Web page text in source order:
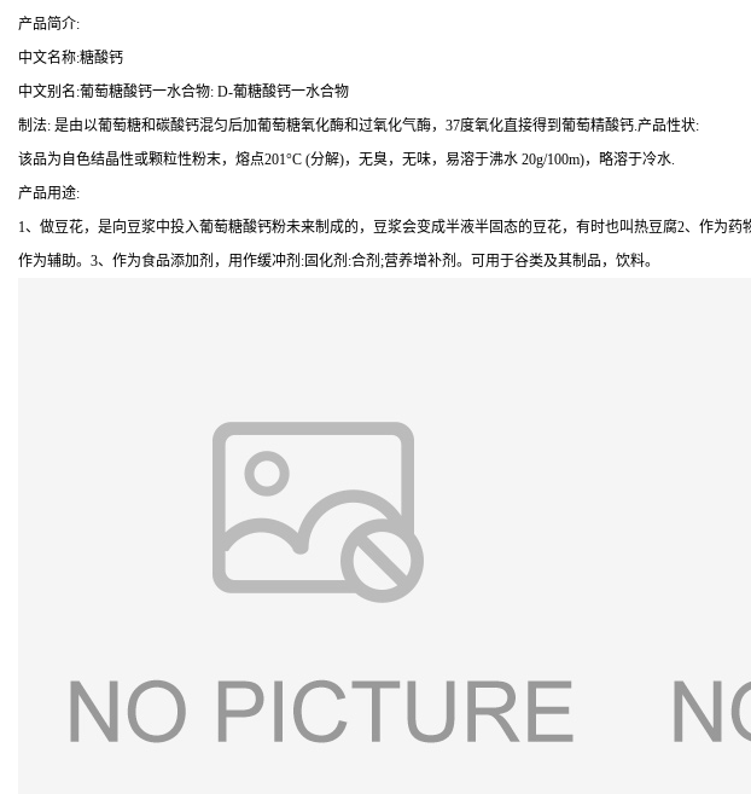
产品简介:
中文名称:糖酸钙
中文别名:葡萄糖酸钙一水合物: D-葡糖酸钙一水合物
制法: 是由以葡萄糖和碳酸钙混匀后加葡萄糖氧化酶和过氧化气酶，37度氧化直接得到葡萄精酸钙.产品性状:
该品为自色结晶性或颗粒性粉末，熔点201°C (分解)，无臭，无味，易溶于沸水 20g/100m)，略溶于冷水.
产品用途:
1、做豆花，是向豆浆中投入葡萄糖酸钙粉未来制成的，豆浆会变成半液半固态的豆花，有时也叫热豆腐2、作为
作为辅助。3、作为食品添加剂，用作缓冲剂:固化剂:合剂;营养增补剂。可用于谷类及其制品，饮料。